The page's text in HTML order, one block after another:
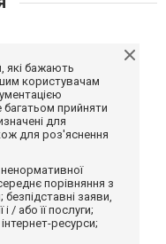
які бажають
користувачам
прийняти
для
для роз'яснення
порівняння з
заяви,
/ або її послуги;
ресурси;